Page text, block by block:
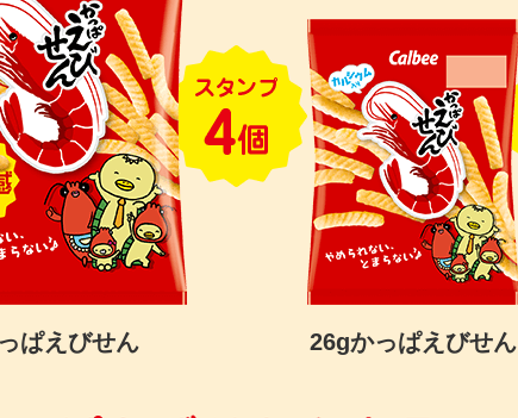
ぱえびせん 26gかっぱえびせん